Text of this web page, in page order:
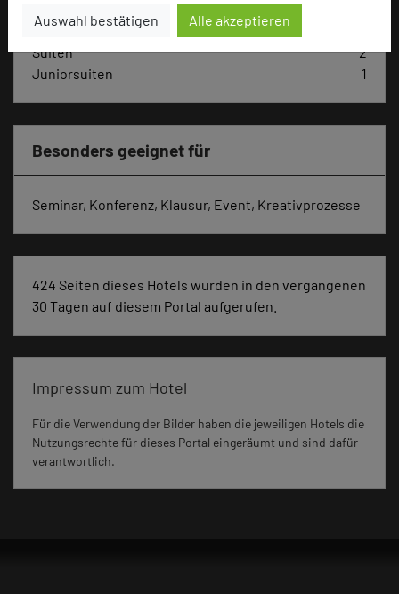
Auswahl bestätigen Alle akzeptieren
Einzelzimmer
Suiten
2
Juniorsuiten
1
Besonders geeignet für
Seminar, Konferenz, Klausur, Event, Kreativprozesse
424 Seiten dieses Hotels wurden in den vergangenen
30 Tagen auf diesem Portal aufgerufen.
Impressum zum Hotel
Für die Verwendung der Bilder haben die jeweiligen Hotels die
Nutzungsrechte für dieses Portal eingeräumt und sind dafür
verantwortlich.